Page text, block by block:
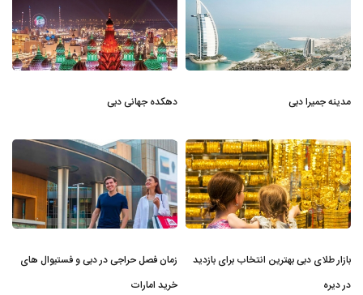
مدینه جمیرا دبی دهکده جهانی دبی
بازار طلای دبی بهترین انتخاب برای بازدید
در دیره
زمان فصل حراجی در دبی و فستیوال های
خرید امارات